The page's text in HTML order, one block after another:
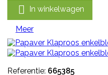
 In winkelwagen
Meer
Referentie: 665385